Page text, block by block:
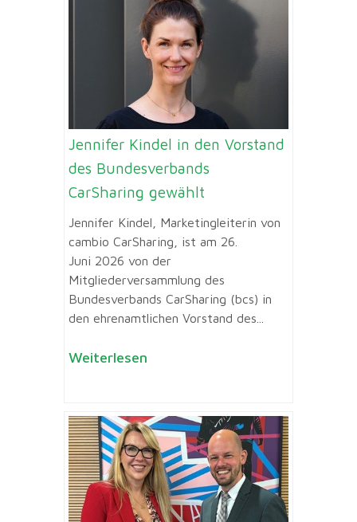
Jennifer Kindel in den Vorstand
des Bundesverbands
CarSharing gewählt
Jennifer Kindel, Marketingleiterin von
cambio CarSharing, ist am 26.
Juni 2026 von der
Mitgliederversammlung des
Bundesverbands CarSharing (bcs) in
den ehrenamtlichen Vorstand des...
Weiterlesen